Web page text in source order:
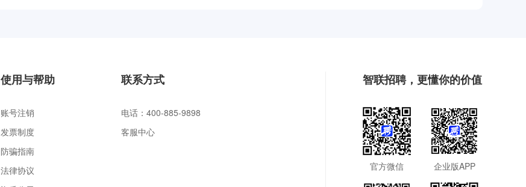
使用与帮助
账号注销
发票制度
防骗指南
法律协议
联系方式
电话：400-885-9898
客服中心
智联招聘，更懂你的价值
官方微信 企业版APP